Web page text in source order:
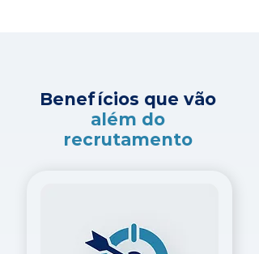
Benefícios que vão
além do
recrutamento